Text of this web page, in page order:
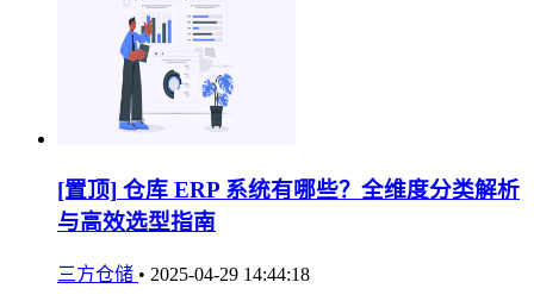
[置顶] 仓库 ERP 系统有哪些？全维度分类解析
与高效选型指南
三方仓储 • 2025-04-29 14:44:18